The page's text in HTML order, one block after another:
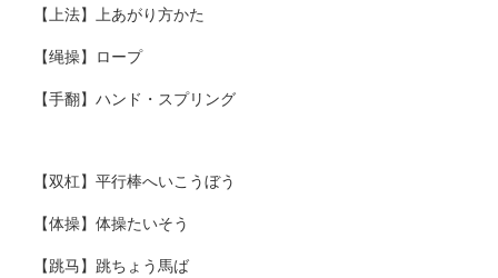
【上法】上あがり方かた
【绳操】ロープ
【手翻】ハンド・スプリング
【双杠】平行棒へいこうぼう
【体操】体操たいそう
【跳马】跳ちょう馬ば